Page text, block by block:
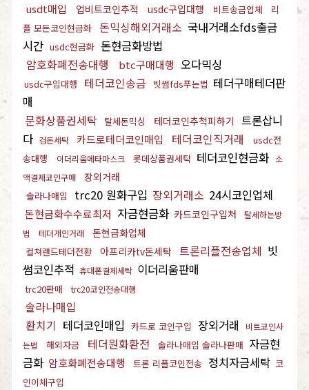
usdt매입 업비트코인추적 usdc구입대행 비트송금업체
리
플 모든코인현금화
돈믹싱해외거래소 국내거래소fds출금
시간 usdc현금화 돈현금화방법
암호화폐전송대행
btc구매대행 오다믹싱
usdc구입대행 테더코인송금 빗썸fds푸는법 테더구매테더판
매
문화상품권세탁 탈세돈믹싱 테더코인추척피하기 트론삽니
다 검돈세탁 카드로테더코인매입 테더코인직거래
usdc전
송대행
이더리움메타마스크 롯데상품권세탁 테더코인현금화 소
액결제코인구매
장외거래
솔라나매입 trc20 원화구입 장외거래소 24시코인업체
돈현금화수수료최저 자금현금화 카드코인구입처
탈세하는방
법
테더개인거래 돈현금화업체
컬쳐랜드테더전환 아프리카tv돈세탁 트론리플전송업체 빗
썸코인추적 휴대폰결제세탁 이더리움판매
trc20판매 trc20코인전송대행
솔라나매입
환치기 테더코인매입 카드로 코인구입 장외거래
비트코인사
는법
해외자금 테더원화환전 솔라나매입 솔라나판매 자금현
금화 암호화폐전송대행 트론 리플코인전송 정치자금세탁 코
인이체구입